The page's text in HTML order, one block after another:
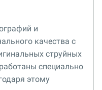
и
качества с
струйных
специально
этому